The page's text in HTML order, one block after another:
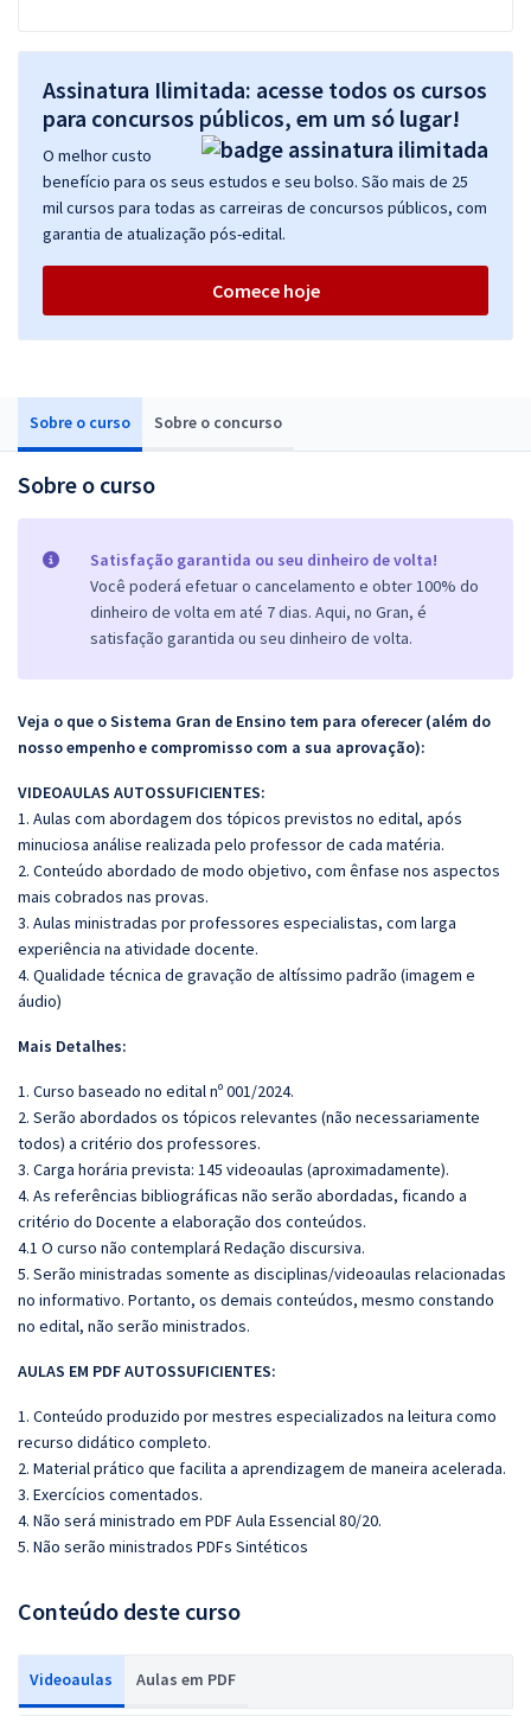
Sobre o curso Sobre o concurso
Sobre o curso
Satisfação garantida ou seu dinheiro de volta!
Você poderá efetuar o cancelamento e obter 100% do
dinheiro de volta em até 7 dias. Aqui, no Gran, é
satisfação garantida ou seu dinheiro de volta.
Veja o que o Sistema Gran de Ensino tem para oferecer (além do
nosso empenho e compromisso com a sua aprovação):
VIDEOAULAS AUTOSSUFICIENTES:
1. Aulas com abordagem dos tópicos previstos no edital, após
minuciosa análise realizada pelo professor de cada matéria.
2. Conteúdo abordado de modo objetivo, com ênfase nos aspectos
mais cobrados nas provas.
3. Aulas ministradas por professores especialistas, com larga
experiência na atividade docente.
4. Qualidade técnica de gravação de altíssimo padrão (imagem e
áudio)
Mais Detalhes:
1. Curso baseado no edital nº 001/2024.
2. Serão abordados os tópicos relevantes (não necessariamente
todos) a critério dos professores.
3. Carga horária prevista: 145 videoaulas (aproximadamente).
4. As referências bibliográficas não serão abordadas, ficando a
critério do Docente a elaboração dos conteúdos.
4.1 O curso não contemplará Redação discursiva.
5. Serão ministradas somente as disciplinas/videoaulas relacionadas
no informativo. Portanto, os demais conteúdos, mesmo constando
no edital, não serão ministrados.
AULAS EM PDF AUTOSSUFICIENTES:
1. Conteúdo produzido por mestres especializados na leitura como
recurso didático completo.
2. Material prático que facilita a aprendizagem de maneira acelerada.
3. Exercícios comentados.
4. Não será ministrado em PDF Aula Essencial 80/20.
5. Não serão ministrados PDFs Sintéticos
Conteúdo deste curso
Videoaulas Aulas em PDF
Assinatura Ilimitada: acesse todos os cursos
para concursos públicos, em um só lugar!
O melhor custo
benefício para os seus estudos e seu bolso. São mais de 25
mil cursos para todas as carreiras de concursos públicos, com
garantia de atualização pós-edital.
Comece hoje